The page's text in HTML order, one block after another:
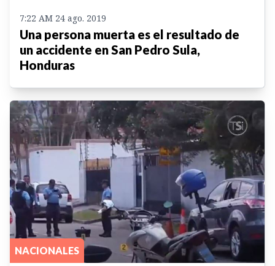
7:22 AM 24 ago. 2019
Una persona muerta es el resultado de
un accidente en San Pedro Sula,
Honduras
NACIONALES